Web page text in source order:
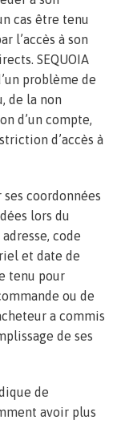
cas être tenu
l’accès à son
SEQUOIA
problème de
de la non
d’un compte,
d’accès à
coordonnées
lors du
code
et date de
tenu pour
ou de
a commis
de ses
de
avoir plus